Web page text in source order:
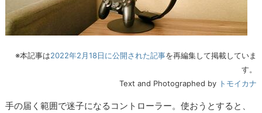
※本記事は2022年2月18日に公開された記事を再編集して掲載していま
す。
Text and Photographed by トモイカナ
手の届く範囲で迷子になるコントローラー。使おうとすると、